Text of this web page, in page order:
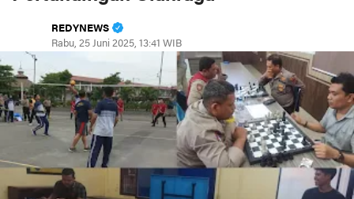
REDYNEWS
Rabu, 25 Juni 2025, 13:41 WIB